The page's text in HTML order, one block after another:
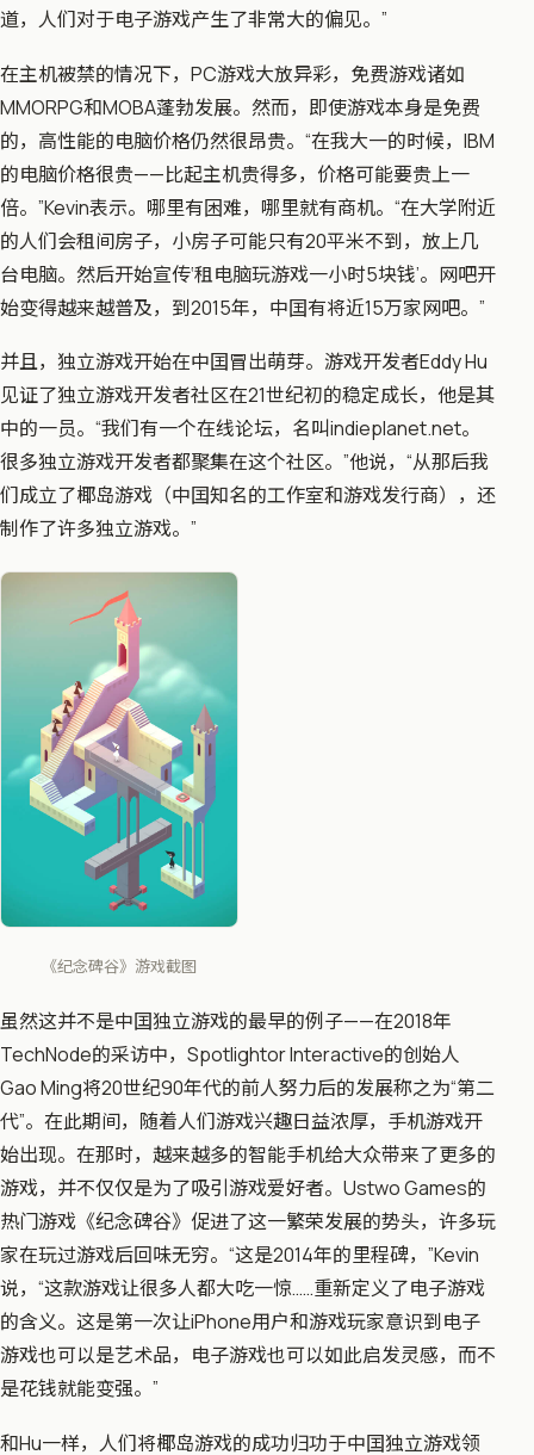
道，人们对于电子游戏产生了非常大的偏见。”
在主机被禁的情况下，PC游戏大放异彩，免费游戏诸如
MMORPG和MOBA蓬勃发展。然而，即使游戏本身是免费
的，高性能的电脑价格仍然很昂贵。“在我大一的时候，IBM
的电脑价格很贵——比起主机贵得多，价格可能要贵上一
倍。”Kevin表示。哪里有困难，哪里就有商机。“在大学附近
的人们会租间房子，小房子可能只有20平米不到，放上几
台电脑。然后开始宣传‘租电脑玩游戏一小时5块钱’。网吧开
始变得越来越普及，到2015年，中囯有将近15万家网吧。”
并且，独立游戏开始在中囯冒出萌芽。游戏开发者Eddy Hu
见证了独立游戏开发者社区在21世纪初的稳定成长，他是其
中的一员。“我们有一个在线论坛，名叫indieplanet.net。
很多独立游戏开发者都聚集在这个社区。”他说，“从那后我
们成立了椰岛游戏（中囯知名的工作室和游戏发行商），还
制作了许多独立游戏。”
《纪念碑谷》游戏截图
虽然这并不是中囯独立游戏的最早的例子——在2018年
TechNode的采访中，Spotlightor Interactive的创始人
Gao Ming将20世纪90年代的前人努力后的发展称之为“第二
代”。在此期间，随着人们游戏兴趣日益浓厚，手机游戏开
始出现。在那时，越来越多的智能手机给大众带来了更多的
游戏，并不仅仅是为了吸引游戏爱好者。Ustwo Games的
热门游戏《纪念碑谷》促进了这一繁荣发展的势头，许多玩
家在玩过游戏后回味无穷。“这是2014年的里程碑，”Kevin
说，“这款游戏让很多人都大吃一惊……重新定义了电子游戏
的含义。这是第一次让iPhone用户和游戏玩家意识到电子
游戏也可以是艺术品，电子游戏也可以如此启发灵感，而不
是花钱就能变强。”
和Hu一样，人们将椰岛游戏的成功归功于中囯独立游戏领